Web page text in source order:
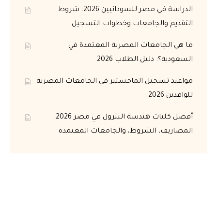
الدراسة في مصر للسودانيين 2026: شروط
التقديم والجامعات وخطوات التسجيل
ما هي الجامعات المصرية المعتمدة في
السعودية؟: دليل الطلاب 2026
مواعيد تسجيل الماجستير في الجامعات المصرية
للوافدين 2026
أفضل كليات هندسة البترول في مصر 2026:
المصاريف، الشروط، والجامعات المعتمدة